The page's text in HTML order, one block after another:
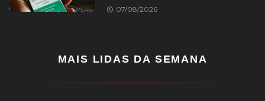
07/08/2026
MAIS LIDAS DA SEMANA